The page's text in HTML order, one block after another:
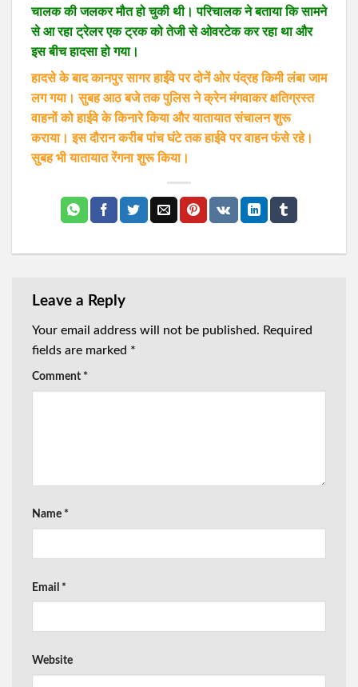
चालक की जलकर मौत हो चुकी थी। परिचालक ने बताया कि सामने
से आ रहा ट्रेलर एक ट्रक को तेजी से ओवरटेक कर रहा था और
इस बीच हादसा हो गया।
हादसे के बाद कानपुर सागर हाईवे पर दोनें ओर पंद्रह किमी लंबा जाम
लग गया। सुबह आठ बजे तक पुलिस ने क्रेन मंगवाकर क्षतिग्रस्त
वाहनों को हाईवे के किनारे किया और यातायात संचालन शुरू
कराया। इस दौरान करीब पांच घंटे तक हाईवे पर वाहन फंसे रहे।
सुबह भी यातायात रेंगना शुरू किया।
Leave a Reply
Your email address will not be published. Required
fields are marked *
Comment *
Name *
Email *
Website